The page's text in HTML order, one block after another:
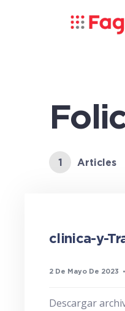
1 Articles
clinica-y-
2 De Mayo De 2023 •
Descargar